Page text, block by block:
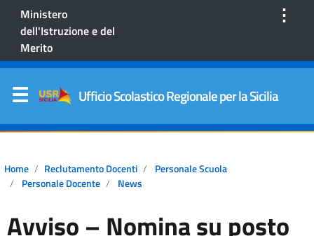
Ministero
dell'Istruzione e del
Merito
⋮
Ufficio Scolastico Regionale per la Sicilia
Home Reclutamento Docenti
Personale Scuola
Personale Docente
News
Avviso – Nomina su posto